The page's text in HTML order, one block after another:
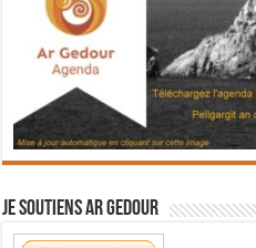
Je soutiens Ar Gedour